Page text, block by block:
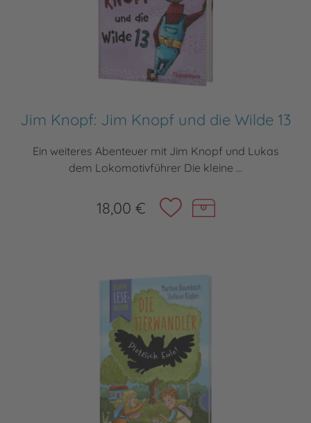
Jim Knopf: Jim Knopf und die Wilde 13
Ein weiteres Abenteuer mit Jim Knopf und Lukas
dem Lokomotivführer Die kleine ...
18,00 €